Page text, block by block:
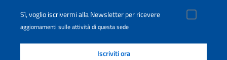
Sì, voglio iscrivermi alla Newsletter per ricevere
aggiornamenti sulle attività di questa sede